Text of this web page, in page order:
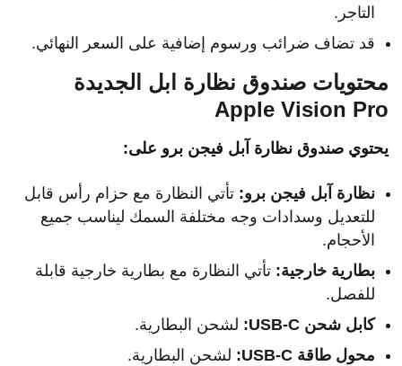
التاجر.
قد تضاف ضرائب ورسوم إضافية على السعر النهائي.
محتويات صندوق نظارة ابل الجديدة
Apple Vision Pro
يحتوي صندوق نظارة آبل فيجن برو على:
نظارة آبل فيجن برو: تأتي النظارة مع حزام رأس قابل
للتعديل وسدادات وجه مختلفة السمك ليناسب جميع
الأحجام.
بطارية خارجية: تأتي النظارة مع بطارية خارجية قابلة
للفصل.
كابل شحن USB-C:
لشحن البطارية.
محول طاقة USB-C:
لشحن البطارية.